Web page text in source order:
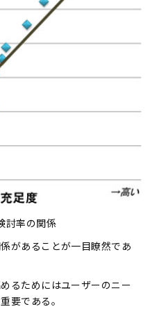
討率の関係
があることが一目瞭然であ
るためにはユーザーのニー
要である。